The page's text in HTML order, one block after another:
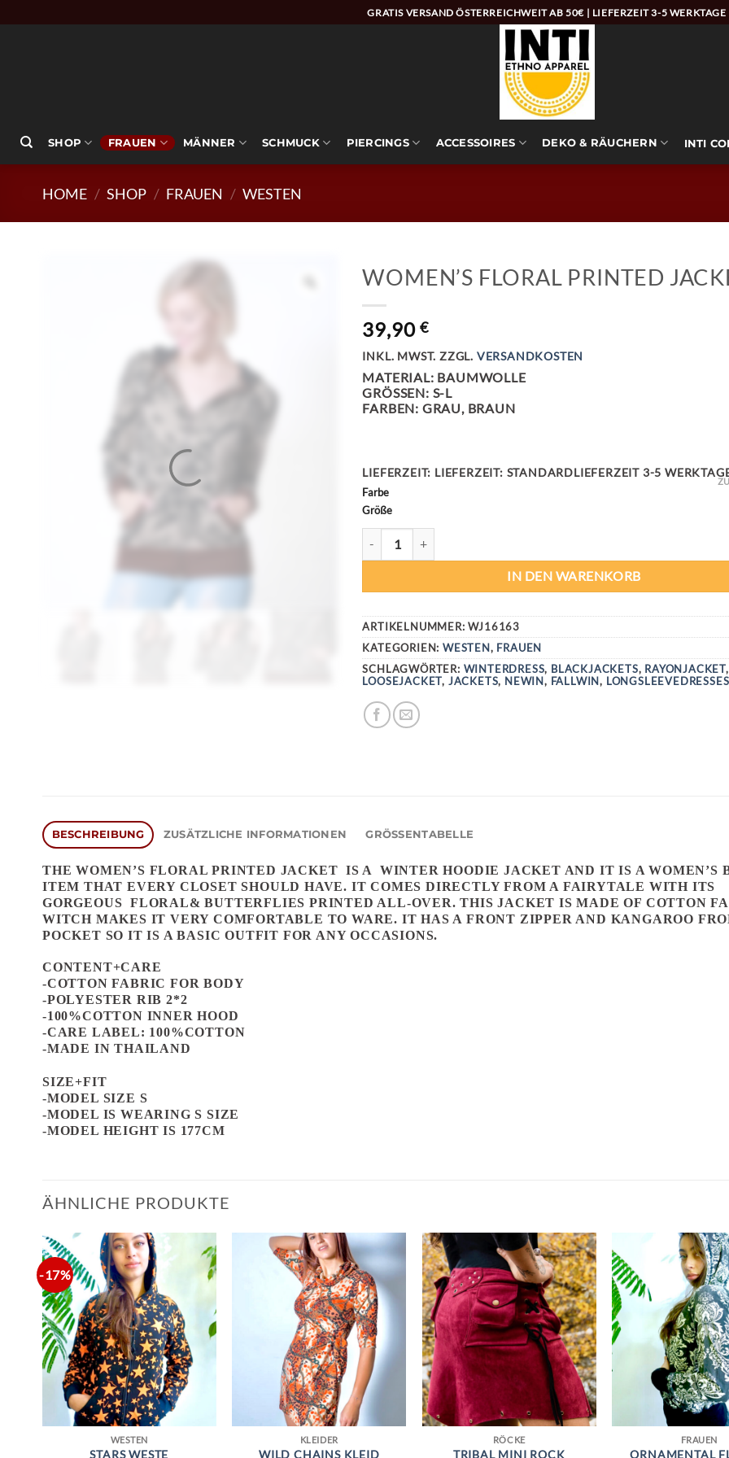
Inhalt
GRATIS VERSAND ÖSTERREICHWEIT AB 50€ | LIEFERZEIT 3-5 WERKTAGE
SHOP FRAUEN MÄNNER SCHMUCK PIERCINGS ACCESSOIRES DEKO & RÄUCHERN INTI
HOME / SHOP / FRAUEN / WESTEN
WOMEN’S FLORAL PRINTED
39,90€
INKL. MWST. ZZGL. VERSANDKOSTEN
MATERIAL: BAUMWOLLE
GRÖSSEN: S-L
FARBEN: GRAU, BRAUN
LIEFERZEIT: LIEFERZEIT: STANDARDLIEFERZEIT 3-5
Farbe
Größe
IN DEN WARENKORB
ARTIKELNUMMER:WJ16163
KATEGORIEN: WESTEN, FRAUEN
SCHLAGWÖRTER: WINTERDRESS, BLACKJACKETS, RAYONJACKET,
LOOSEJACKET, JACKETS, NEWIN, FALLWIN, LONGSLEEVEDRESSES
BESCHREIBUNG ZUSÄTZLICHE INFORMATIONEN GRÖSSENTABELLE
THEWOMEN’S FLORAL PRINTED JACKETIS A WINTER HOODIE JACKET AND IT IS A WOMEN’S
ITEM THAT EVERY CLOSET SHOULD HAVE. IT COMES DIRECTLY FROM A FAIRYTALE WITH ITS
GORGEOUS FLORAL& BUTTERFLIES PRINTED ALL-OVER. THIS JACKET IS MADE OF COTTON
WITCH MAKES IT VERY COMFORTABLE TO WARE. IT HAS A FRONT ZIPPER AND KANGAROO
POCKET SO IT IS A BASIC OUTFIT FOR ANY OCCASIONS.
CONTENT+CARE
-COTTON FABRIC FOR BODY
-POLYESTER RIB 2*2
-100%COTTON INNER HOOD
-CARE LABEL: 100%COTTON
-MADE IN THAILAND
SIZE+FIT
-MODEL SIZE S
-MODEL IS WEARING S SIZE
-MODEL HEIGHT IS 177CM
ÄHNLICHE PRODUKTE
-17%
WESTEN
STARS WESTE
KLEIDER
WILD CHAINS KLEID
RÖCKE
TRIBAL MINI ROCK
FRAUEN
ORNAMENTAL